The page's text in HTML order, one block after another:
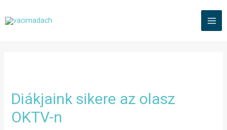
to
Diákjaink sikere az olasz
OKTV-n